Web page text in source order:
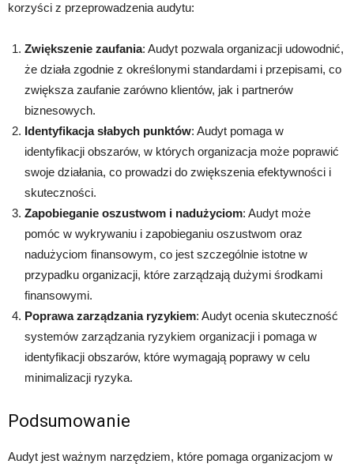
korzyści z przeprowadzenia audytu:
Zwiększenie zaufania: Audyt pozwala organizacji udowodnić,
że działa zgodnie z określonymi standardami i przepisami, co
zwiększa zaufanie zarówno klientów, jak i partnerów
biznesowych.
Identyfikacja słabych punktów: Audyt pomaga w
identyfikacji obszarów, w których organizacja może poprawić
swoje działania, co prowadzi do zwiększenia efektywności i
skuteczności.
Zapobieganie oszustwom i nadużyciom: Audyt może
pomóc w wykrywaniu i zapobieganiu oszustwom oraz
nadużyciom finansowym, co jest szczególnie istotne w
przypadku organizacji, które zarządzają dużymi środkami
finansowymi.
Poprawa zarządzania ryzykiem: Audyt ocenia skuteczność
systemów zarządzania ryzykiem organizacji i pomaga w
identyfikacji obszarów, które wymagają poprawy w celu
minimalizacji ryzyka.
Podsumowanie
Audyt jest ważnym narzędziem, które pomaga organizacjom w